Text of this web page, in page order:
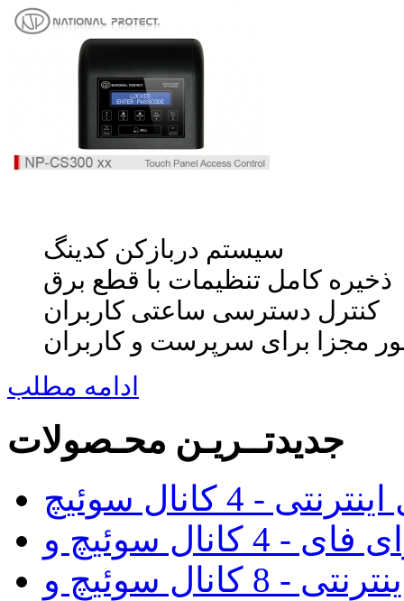
سیستم دربازکن کدینگ
ذخیره کامل تنظیمات با قطع برق
کنترل دسترسی ساعتی کاربران
مجزا برای سرپرست و کاربران
ادامه مطلب
جدیدتــریـن محـصولات
- 4 کانال سوئیچ